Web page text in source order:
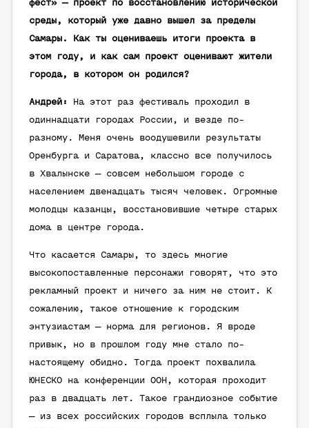
фест» — проект по восстановлению исторической
среды, который уже давно вышел за пределы
Самары. Как ты оцениваешь итоги проекта в
этом году, и как сам проект оценивают жители
города, в котором он родился?
Андрей:
На этот раз фестиваль проходил в
одиннадцати городах России, и везде по-
разному. Меня очень воодушевили результаты
Оренбурга и Саратова, классно все получилось
в Хвалынске — совсем небольшом городе с
населением двенадцать тысяч человек. Огромные
молодцы казанцы, восстановившие четыре старых
дома в центре города.
Что касается Самары, то здесь многие
высокопоставленные персонажи говорят, что это
рекламный проект и ничего за ним не стоит. К
сожалению, такое отношение к городским
энтузиастам — норма для регионов. Я вроде
привык, но в прошлом году мне стало по-
настоящему обидно. Тогда проект похвалила
ЮНЕСКО на конференции ООН, которая проходит
раз в двадцать лет. Такое грандиозное событие
— из всех российских городов всплыла только